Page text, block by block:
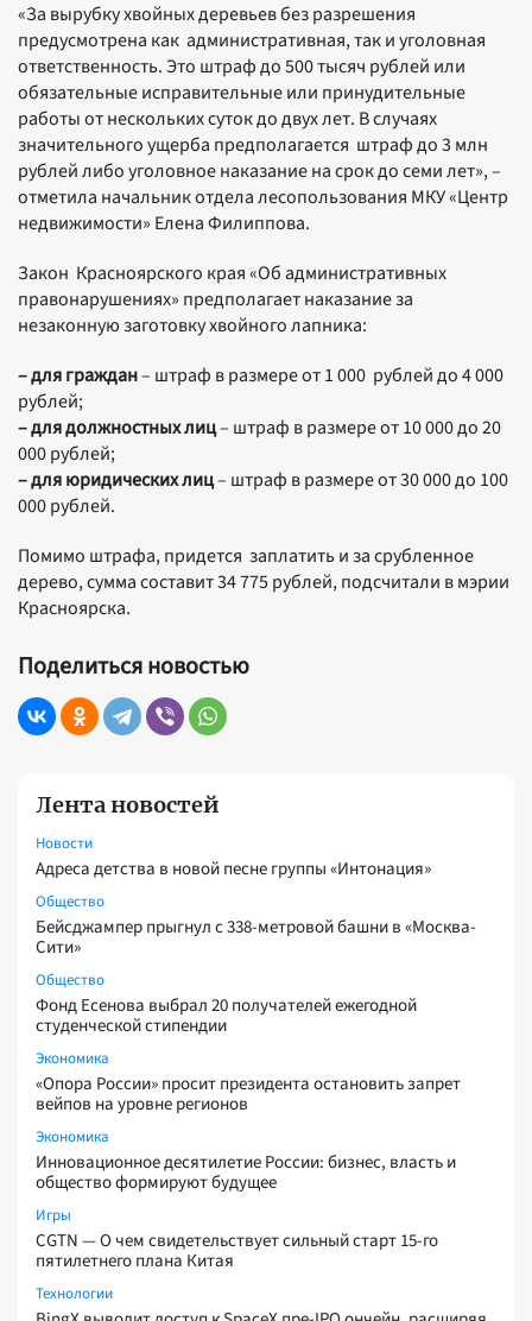
Лента новостей
Новости
Адреса детства в новой песне группы «Интонация»
Общество
Бейсджампер прыгнул с 338-метровой башни в «Москва-
Сити»
Общество
Фонд Есенова выбрал 20 получателей ежегодной
студенческой стипендии
Экономика
«Опора России» просит президента остановить запрет
вейпов на уровне регионов
Экономика
Инновационное десятилетие России: бизнес, власть и
общество формируют будущее
Игры
CGTN — О чем свидетельствует сильный старт 15-го
пятилетнего плана Китая
Технологии
«За вырубку хвойных деревьев без разрешения
предусмотрена как административная, так и уголовная
ответственность. Это штраф до 500 тысяч рублей или
обязательные исправительные или принудительные
работы от нескольких суток до двух лет. В случаях
значительного ущерба предполагается штраф до 3 млн
рублей либо уголовное наказание на срок до семи лет», –
отметила начальник отдела лесопользования МКУ «Центр
недвижимости» Елена Филиппова.
Закон Красноярского края «Об административных
правонарушениях» предполагает наказание за
незаконную заготовку хвойного лапника:
– для граждан– штраф в размере от 1 000 рублей до 4 000
рублей;
– для должностных лиц– штраф в размере от 10 000 до 20
000 рублей;
– для юридических лиц– штраф в размере от 30 000 до 100
000 рублей.
Помимо штрафа, придется заплатить и за срубленное
дерево, сумма составит 34 775 рублей, подсчитали в мэрии
Красноярска.
Поделиться новостью